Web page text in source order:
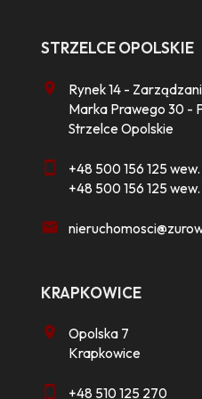
STRZELCE OPOLSKIE
Rynek 14 -
Marka Prawego 30 -
Strzelce Opolskie
+48 500 156 125
+48 500 156 125
KRAPKOWICE
Opolska 7
Krapkowice
+48 510 125 270